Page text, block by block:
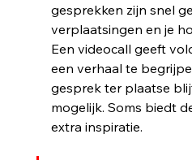
gesprekken zijn snel
verplaatsingen en je
Een videocall geeft
een verhaal te
gesprek ter plaatse
mogelijk. Soms biedt
extra inspiratie.